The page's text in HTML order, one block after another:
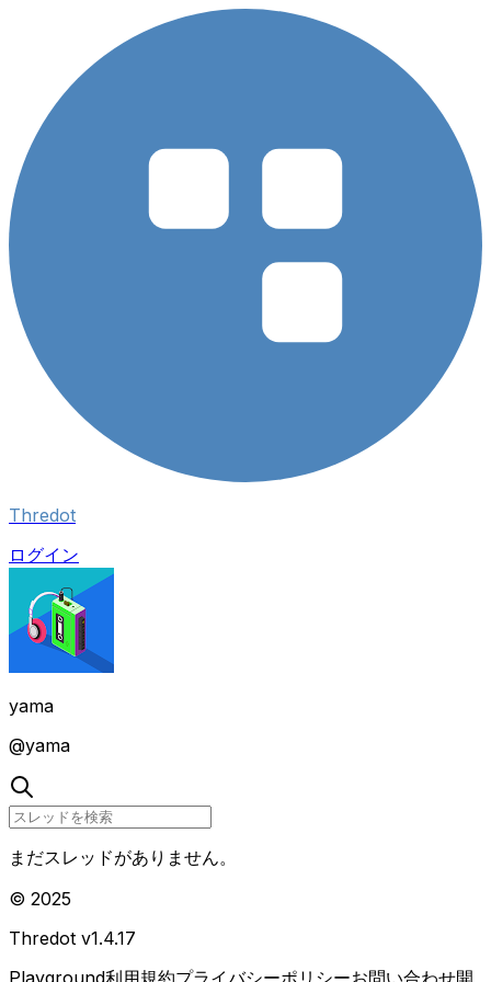
Thredot
ログイン
yama
@yama
まだスレッドがありません。
© 2025
Thredot v1.4.17
Playground利用規約プライバシーポリシーお問い合わせ開